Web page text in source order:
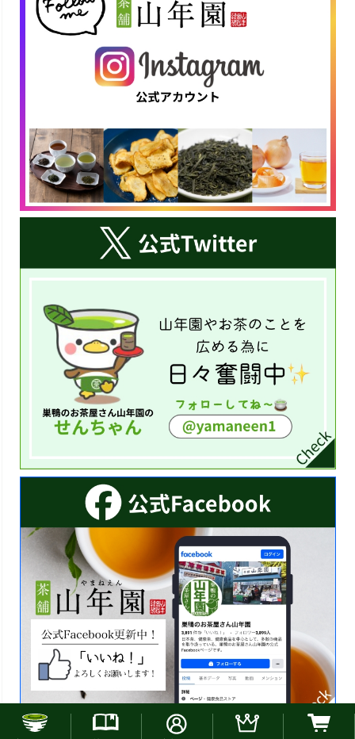
お電話でのご注文はこちら